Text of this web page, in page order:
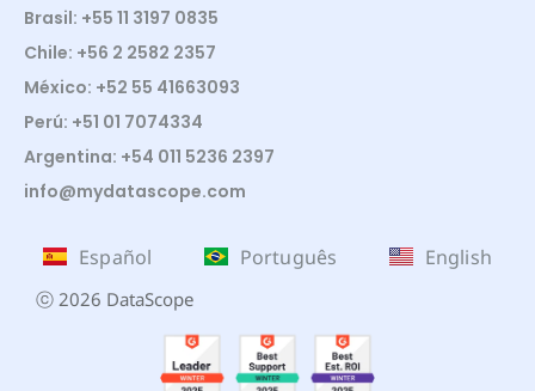
Brasil: +55 11 3197 0835
Chile: +56 2 2582 2357
México: +52 55 41663093
Perú: +51 01 7074334
Argentina: +54 011 5236 2397
info@mydatascope.com
Español Português English
ⓒ 2026 DataScope